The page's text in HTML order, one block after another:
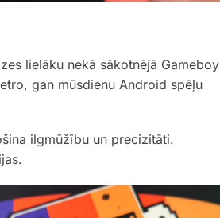
lielāku nekā sākotnējā Gameboy
gan mūsdienu Android spēļu
ilgmūžību un precizitāti.